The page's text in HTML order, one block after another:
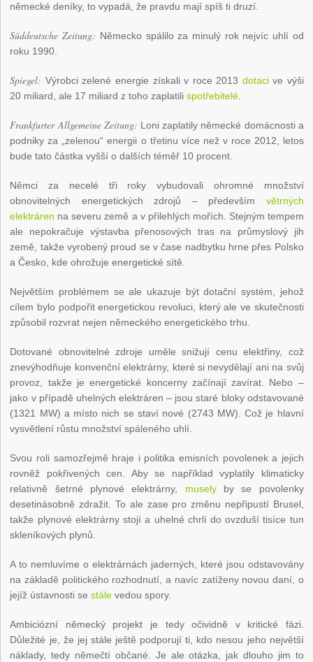
německé deníky, to vypadá, že pravdu mají spíš ti druzí.
Süddeutsche Zeitung: Německo spálilo za minulý rok nejvíc uhlí od
roku 1990.
Spiegel: Výrobci zelené energie získali v roce 2013 dotacive výši
20 miliard, ale 17 miliard z toho zaplatilispotřebitelé.
Frankfurter Allgemeine Zeitung: Loni zaplatily německé domácnosti a
podniky za „zelenou“ energii o třetinu více než v roce 2012, letos
bude tato částka vyšší o dalších téměř 10 procent.
Němci za necelé tři roky vybudovali ohromné množství
obnovitelných energetických zdrojů – především větrných
elektráren na severu země a v přilehlých mořích. Stejným tempem
ale nepokračuje výstavba přenosových tras na průmyslový jih
země, takže vyrobený proud se v čase nadbytku hrne přes Polsko
a Česko, kde ohrožuje energetické sítě.
Největším problémem se ale ukazuje být dotační systém, jehož
cílem bylo podpořit energetickou revoluci, který ale ve skutečnosti
způsobil rozvrat nejen německého energetického trhu.
Dotované obnovitelné zdroje uměle snižují cenu elektřiny, což
znevýhodňuje konvenční elektrárny, které si nevydělají ani na svůj
provoz, takže je energetické koncerny začínají zavírat. Nebo –
jako v případě uhelných elektráren – jsou staré bloky odstavované
(1321 MW) a místo nich se staví nové (2743 MW). Což je hlavní
vysvětlení růstu množství spáleného uhlí.
Svou roli samozřejmě hraje i politika emisních povolenek a jejich
rovněž pokřivených cen. Aby se například vyplatily klimaticky
relativně šetrné plynové elektrárny, muselyby se povolenky
desetinásobně zdražit. To ale zase pro změnu nepřipustí Brusel,
takže plynové elektrárny stojí a uhelné chrlí do ovzduší tisíce tun
skleníkových plynů.
A to nemluvíme o elektrárnách jaderných, které jsou odstavovány
na základě politického rozhodnutí, a navíc zatíženy novou daní, o
jejíž ústavnosti sestále vedou spory.
Ambiciózní německý projekt je tedy očividně v kritické fázi.
Důležité je, že jej stále ještě podporují ti, kdo nesou jeho největší
náklady, tedy němečtí občané. Je ale otázka, jak dlouho jim to